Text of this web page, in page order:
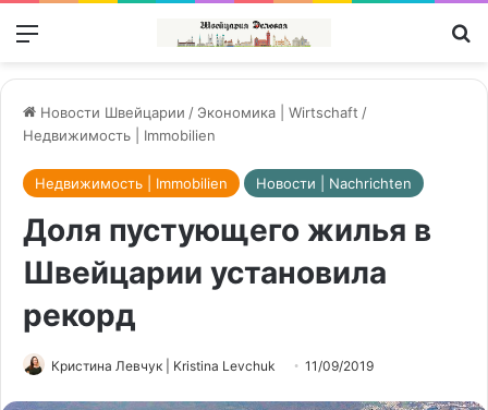
Меню
Новости Швейцарии / Экономика | Wirtschaft /
Недвижимость | Immobilien
Недвижимость | Immobilien Новости | Nachrichten
Доля пустующего жилья в
Швейцарии установила
рекорд
Кристина Левчук | Kristina Levchuk 11/09/2019